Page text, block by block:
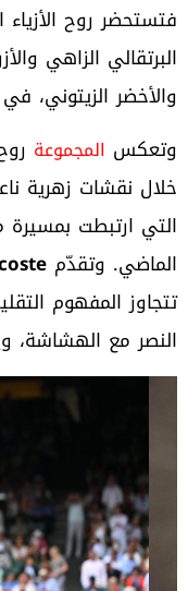
فتستحضر روح
البرتقالي الزاهي
والأخضر الزيتوني،
وتعكس المجموعة
خلال نقشات زهرية
التي ارتبطت
الماضي. وتقدّم
تتجاوز المفهوم
النصر مع الهشاشة،